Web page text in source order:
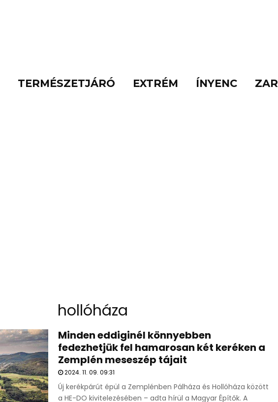
TERMÉSZETJÁRÓ EXTRÉM ÍNYENC
hollóháza
Minden eddiginél könnyebben
fedezhetjük fel hamarosan két keréken a
Zemplén meseszép tájait
2024. 11. 09. 09:31
Új kerékpárút épül a Zemplénben Pálháza és Hollóháza között
a HE-DO kivitelezésében – adta hírül a Magyar Építők. A